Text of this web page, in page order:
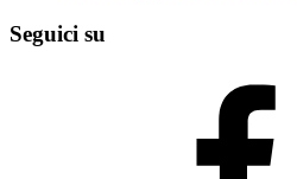
Seguici su